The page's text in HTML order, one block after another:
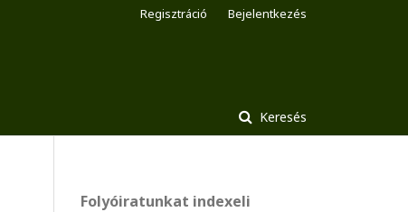
Keresés
Regisztráció Bejelentkezés
Folyóiratunkat indexeli